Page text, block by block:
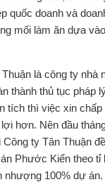
quốc doanh và
mối làm ăn dựa
là công ty nhà
thành thủ tục pháp
tích thì việc xin
hơn. Nên đầu
ty Tân Thuận
Phước Kiển theo tỉ
nhượng 100% dự án.